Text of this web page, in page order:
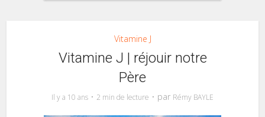
Vitamine J
Vitamine J | réjouir notre
Père
Il y a 10 ans 2 min de lecture par Rémy BAYLE